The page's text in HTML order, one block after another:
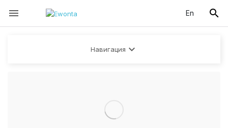
 En 
Навигация 